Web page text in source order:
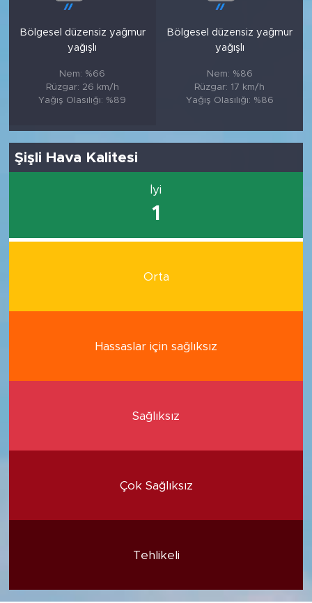
Bölgesel düzensiz yağmur
yağışlı
Nem: %66
Rüzgar: 26 km/h
Yağış Olasılığı: %89
Bölgesel düzensiz yağmur
yağışlı
Nem: %86
Rüzgar: 17 km/h
Yağış Olasılığı: %86
Şişli Hava Kalitesi
İyi
1
Orta
Hassaslar için sağlıksız
Sağlıksız
Çok Sağlıksız
Tehlikeli